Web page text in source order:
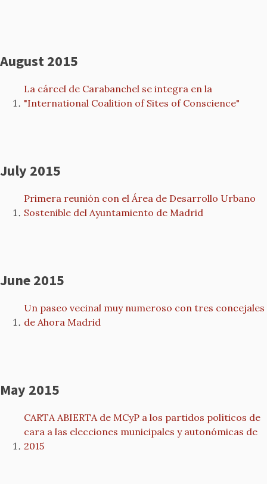
August 2015
La cárcel de Carabanchel se integra en la
"International Coalition of Sites of Conscience"
July 2015
Primera reunión con el Área de Desarrollo Urbano
Sostenible del Ayuntamiento de Madrid
June 2015
Un paseo vecinal muy numeroso con tres concejales
de Ahora Madrid
May 2015
CARTA ABIERTA de MCyP a los partidos políticos de
cara a las elecciones municipales y autonómicas de
2015